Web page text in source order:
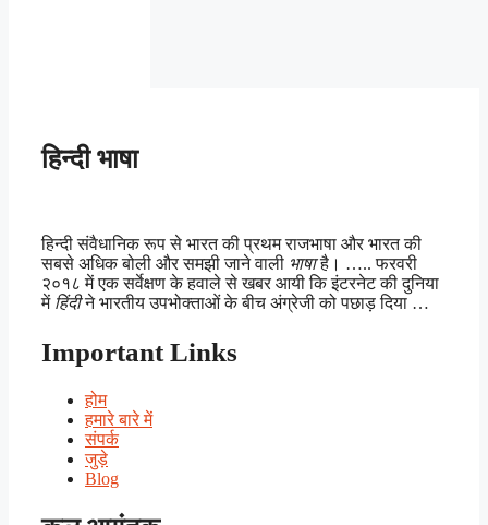
हिन्दी भाषा
हिन्दी संवैधानिक रूप से भारत की प्रथम राजभाषा और भारत की
सबसे अधिक बोली और समझी जाने वाली भाषाहै। ….. फरवरी
२०१८ में एक सर्वेक्षण के हवाले से खबर आयी कि इंटरनेट की दुनिया
में हिंदीने भारतीय उपभोक्ताओं के बीच अंग्रेजी को पछाड़ दिया …
Important Links
होम
हमारे बारे में
संपर्क
जुड़े
Blog